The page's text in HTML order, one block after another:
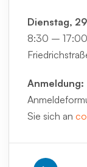
Dienstag,
8:30 –
Anmeldung:
Sie sich an